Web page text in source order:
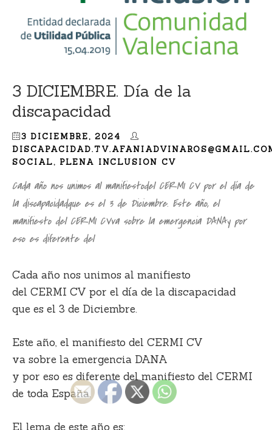
3 DICIEMBRE. Día de la
discapacidad
3 DICIEMBRE, 2024
SOCIAL, PLENA INCLUSION CV
Cada año nos unimos al manifiestodel CERMI CV por el día de
la discapacidadque es el 3 de Diciembre. Este año, el
manifiesto del CERMI CVva sobre la emergencia DANAy por
eso es diferente del
Cada año nos unimos al manifiesto
del CERMI CV por el día de la discapacidad
que es el 3 de Diciembre.
Este año, el manifiesto del CERMI CV
va sobre la emergencia DANA
y por eso es diferente del manifiesto del CERMI
de toda España.
El lema de este año es: